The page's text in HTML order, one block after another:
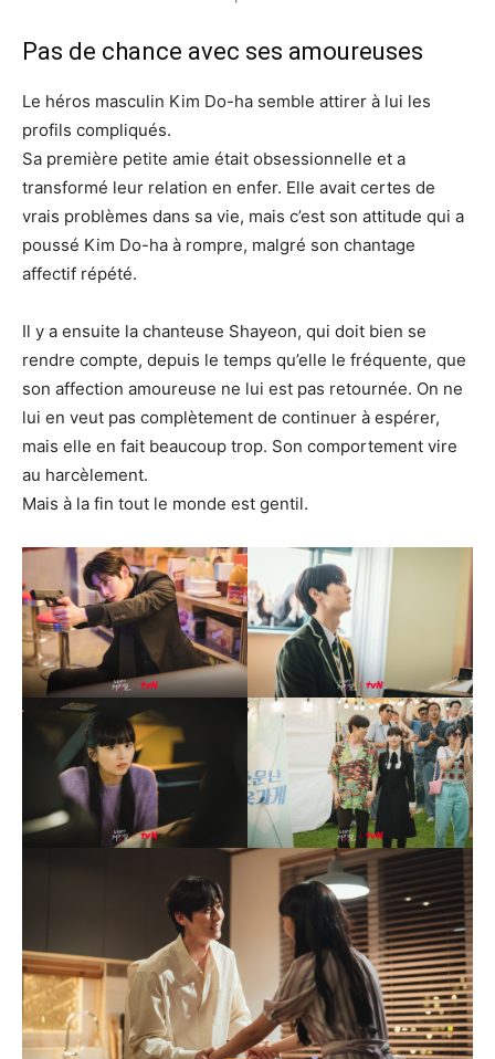
Pas de chance avec ses amoureuses
Le héros masculin Kim Do-ha semble attirer à lui les
profils compliqués.
Sa première petite amie était obsessionnelle et a
transformé leur relation en enfer. Elle avait certes de
vrais problèmes dans sa vie, mais c’est son attitude qui a
poussé Kim Do-ha à rompre, malgré son chantage
affectif répété.
Il y a ensuite la chanteuse Shayeon, qui doit bien se
rendre compte, depuis le temps qu’elle le fréquente, que
son affection amoureuse ne lui est pas retournée. On ne
lui en veut pas complètement de continuer à espérer,
mais elle en fait beaucoup trop. Son comportement vire
au harcèlement.
Mais à la fin tout le monde est gentil.